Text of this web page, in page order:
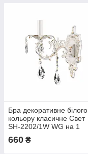
Бра декоративне білого
кольору класичне Свет
SH-2202/1W WG на 1
660 ₴